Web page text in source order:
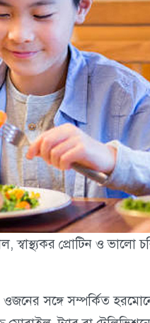
প্রোটিন ও ভালো
ওজনের সঙ্গে সম্পর্কিত